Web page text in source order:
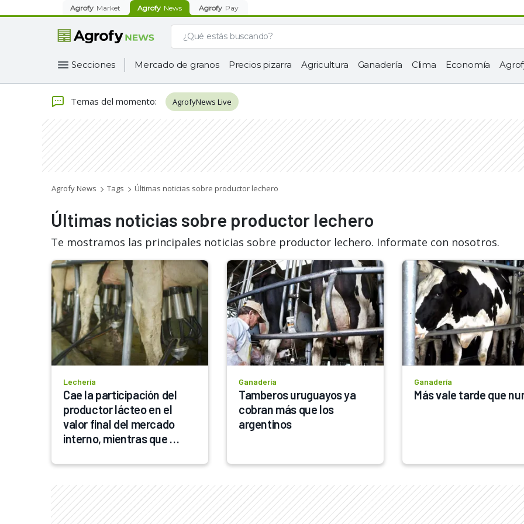
Agrofy Market Agrofy News Agrofy Pay
Secciones Mercado de granos Precios pizarra Agricultura Ganadería Clima Economía
Temas del momento: AgrofyNews Live
Agrofy News Tags Últimas noticias sobre productor lechero
Últimas noticias sobre productor lechero
Te mostramos las principales noticias sobre productor lechero. Informate con nosotros.
Lechería
Cae la participación del
productor lácteo en el
valor final del mercado
interno, mientras que
Ganadería
Tamberos uruguayos ya
cobran más que los
argentinos
Ganadería
Más vale tarde que